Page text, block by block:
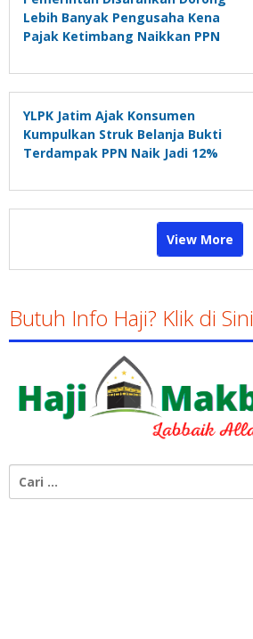
Lebih Banyak Pengusaha Kena
Pajak Ketimbang Naikkan PPN
YLPK Jatim Ajak Konsumen
Kumpulkan Struk Belanja Bukti
Terdampak PPN Naik Jadi 12%
View More
Butuh Info Haji? Klik di Sini
untuk: